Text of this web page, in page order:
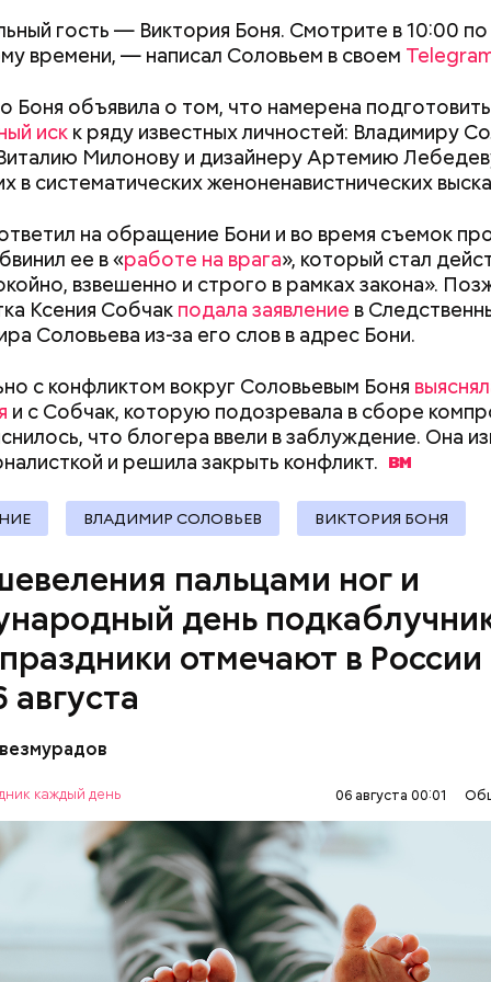
гость — Виктория Боня. Смотрите в 10:00 по
времени, — написал Соловьем в своем
Боня объявила о том, что намерена подготовить
иск к ряду известных личностей: Владимиру
Милонову и дизайнеру Артемию
в систематических женоненавистнических
на обращение Бони и во время съемок
ее в «работе на врага», который стал
взвешенно и строго в рамках закона».
Ксения Собчакподала заявление в
Соловьева из-за его слов в адрес Бони.
с конфликтом вокруг Соловьевым Боня
и с Собчак, которую подозревала в сборе
что блогера ввели в заблуждение. Она
и решила закрыть конфликт.
ВЛАДИМИР СОЛОВЬЕВ ВИКТОРИЯ БОНЯ
пальцами ног и
день
отмечают в России
каждый день 06 августа 00:01
шевеления пальцами ног предлагают уделить
больше внимания, чем обычно. Можно
траве, пройтись по улицам в более свободной
на массаж стоп.
день подкаблучника
ОТНОШЕНИЯ СЕМЬЯ ОСАДКИ
Как поменять батареи дома и
не получить штраф
Как получить до
рублей от
претендовать и
документы